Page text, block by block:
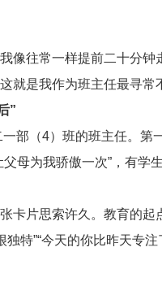
像往常一样提前二十分
就是我作为班主任最寻常
”
部（4）班的班主任。第
父母为我骄傲一次”，有
卡片思索许久。教育的
独特”“今天的你比昨天